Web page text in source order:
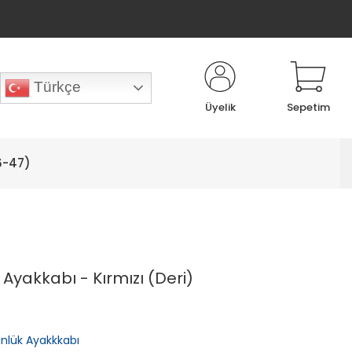
Türkçe
Üyelik Sepetim
47)
- Kırmızı (Deri)
Ayakkkabı